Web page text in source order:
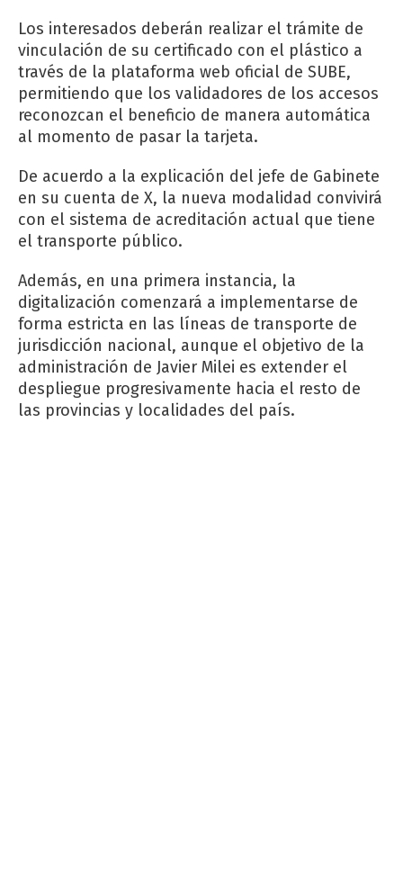
Los interesados deberán realizar el trámite de
vinculación de su certificado con el plástico a
través de la plataforma web oficial de SUBE,
permitiendo que los validadores de los accesos
reconozcan el beneficio de manera automática
al momento de pasar la tarjeta.
De acuerdo a la explicación del jefe de Gabinete
en su cuenta de X, la nueva modalidad convivirá
con el sistema de acreditación actual que tiene
el transporte público.
Además, en una primera instancia, la
digitalización comenzará a implementarse de
forma estricta en las líneas de transporte de
jurisdicción nacional, aunque el objetivo de la
administración de Javier Milei es extender el
despliegue progresivamente hacia el resto de
las provincias y localidades del país.